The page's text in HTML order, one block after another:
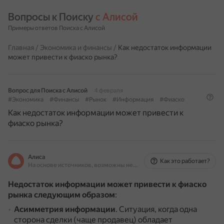
Вопросы к Поиску с Алисой
Примеры ответов Поиска с Алисой
Главная / Экономика и финансы / Как недостаток информации
может привести к фиаско рынка?
Вопрос для Поиска с Алисой
4 февраля
#Экономика
#Финансы #Рынок #Информация #Фиаско
Как недостаток информации может привести к
фиаско рынка?
Алиса
На основе источников, возможны неточности
Как это работает?
Недостаток информации может привести к фиаско
рынка следующим образом:
Асимметрия информации. Ситуация, когда одна
сторона сделки (чаще продавец) обладает